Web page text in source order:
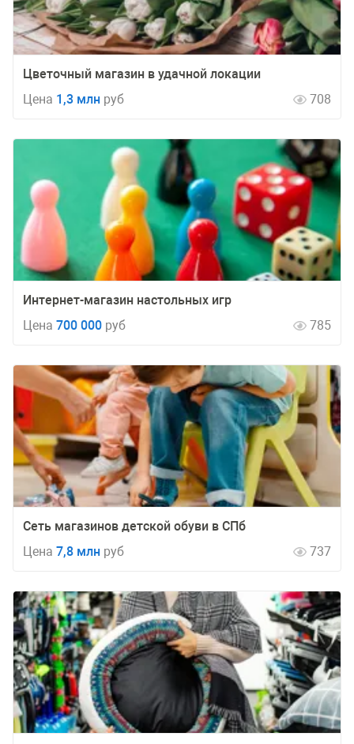
Цветочный магазин в удачной локации
Цена 1,3 млн руб 708
Интернет-магазин настольных игр
Цена 700 000 руб 785
Сеть магазинов детской обуви в СПб
Цена 7,8 млн руб 737